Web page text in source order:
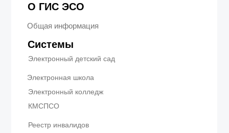
Системы
Электронный детский сад
Электронная школа
Электронный колледж
КМСПСО
Реестр инвалидов
О ГИС ЭСО
Общая информация